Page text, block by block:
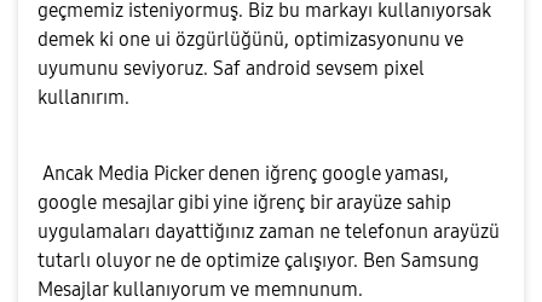
geçmemiz isteniyormuş. Biz bu markayı kullanıyorsak
demek ki one ui özgürlüğünü, optimizasyonunu ve
uyumunu seviyoruz. Saf android sevsem pixel
kullanırım.
Ancak Media Picker denen iğrenç google yaması,
google mesajlar gibi yine iğrenç bir arayüze sahip
uygulamaları dayattiğınız zaman ne telefonun arayüzü
tutarlı oluyor ne de optimize çalışıyor. Ben Samsung
Mesajlar kullanıyorum ve memnunum.